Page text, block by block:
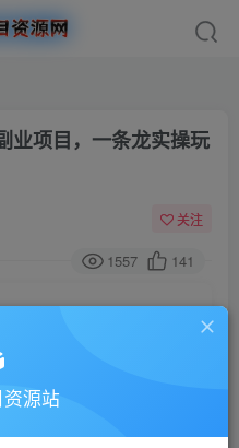
业项目，一条龙实操玩
关注
1557 141
金币99
源站